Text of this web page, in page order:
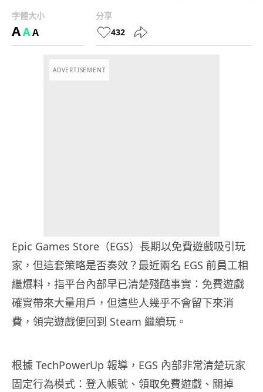
字體大小
AAA
分享
432
ADVERTISEMENT
Epic Games Store（EGS）長期以免費遊戲吸引玩
家，但這套策略是否奏效？最近兩名 EGS 前員工相
繼爆料，指平台內部早已清楚殘酷事實：免費遊戲
確實帶來大量用戶，但這些人幾乎不會留下來消
費，領完遊戲便回到 Steam 繼續玩。
根據 TechPowerUp 報導，EGS 內部非常清楚玩家
固定行為模式：登入帳號、領取免費遊戲、關掉